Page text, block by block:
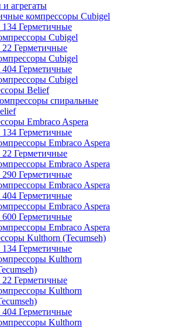
агрегаты
компрессоры Cubigel
134 Герметичные
Cubigel
22 Герметичные
Cubigel
404 Герметичные
Cubigel
Belief
спиральные
Embraco Aspera
134 Герметичные
Embraco Aspera
22 Герметичные
Embraco Aspera
290 Герметичные
Embraco Aspera
404 Герметичные
Embraco Aspera
600 Герметичные
Embraco Aspera
Kulthorn (Tecumseh)
134 Герметичные
Kulthorn
22 Герметичные
Kulthorn
404 Герметичные
Kulthorn